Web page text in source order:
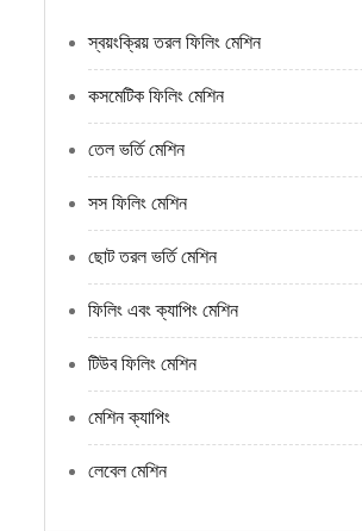
স্বয়ংক্রিয় তরল ফিলিং মেশিন
কসমেটিক ফিলিং মেশিন
তেল ভর্তি মেশিন
সস ফিলিং মেশিন
ছোট তরল ভর্তি মেশিন
ফিলিং এবং ক্যাপিং মেশিন
টিউব ফিলিং মেশিন
মেশিন ক্যাপিং
লেবেল মেশিন